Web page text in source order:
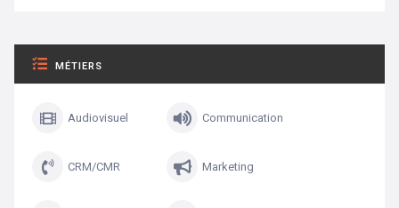
MÉTIERS
Audiovisuel Communication
CRM/CMR Marketing